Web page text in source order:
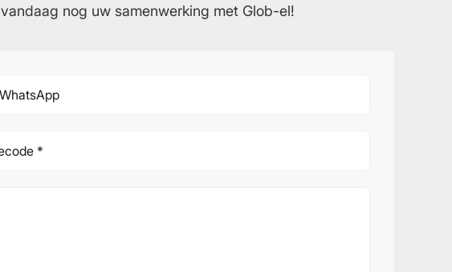
nog uw samenwerking met Glob-el!